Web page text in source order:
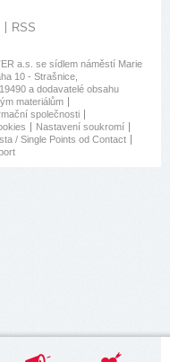
RSS
a.s. se sídlem náměstí Marie
10 - Strašnice,
a dodavatelé obsahu
materiálům
společnosti
Nastavení soukromí
/ Single Points od Contact